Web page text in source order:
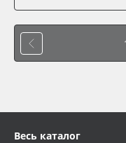
Весь каталог